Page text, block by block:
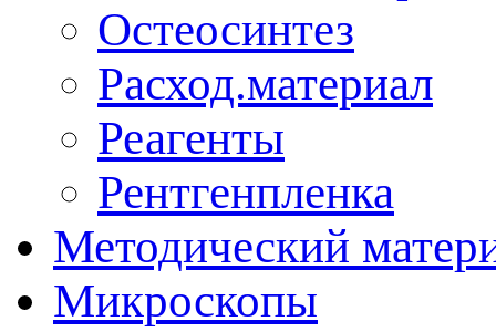
Остеосинтез
Расход.материал
Реагенты
Рентгенпленка
Методический
Микроскопы